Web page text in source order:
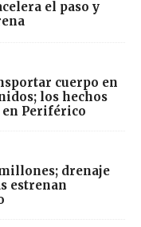
el paso y
cuerpo en
los hechos
Periférico
drenaje
estrenan